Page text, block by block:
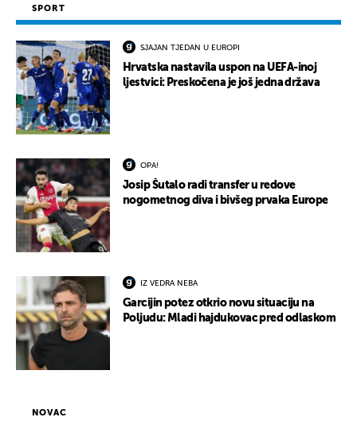
SPORT
SJAJAN TJEDAN U EUROPI
Hrvatska nastavila uspon na UEFA-inoj
ljestvici: Preskočena je još jedna država
OPA!
Josip Šutalo radi transfer u redove
nogometnog diva i bivšeg prvaka Europe
IZ VEDRA NEBA
Garcijin potez otkrio novu situaciju na
Poljudu: Mladi hajdukovac pred odlaskom
NOVAC